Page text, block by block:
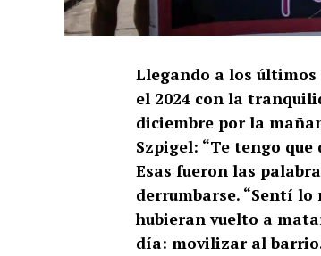
Llegando a los
el 2024 con la
diciembre por la
Szpigel: “Te tengo
Esas fueron las
derrumbarse. “Sentí
hubieran vuelto a
día: movilizar al